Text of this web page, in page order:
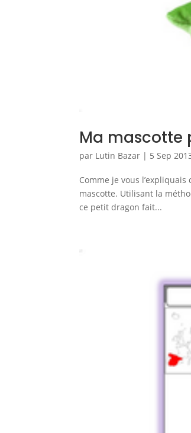
Ma mascotte
par Lutin Bazar | 5 Sep
Comme je vous
mascotte. Utilisant la
ce petit dragon fait...